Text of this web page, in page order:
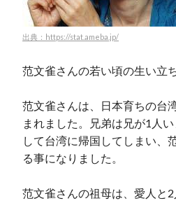
出典：https://stat.ameba.jp/
范文雀さんの若い頃の生い立
范文雀さんは、日本育ちの台
まれました。兄弟は兄が1人
して台湾に帰国してしまい、
る事になりました。
范文雀さんの祖母は、愛人と